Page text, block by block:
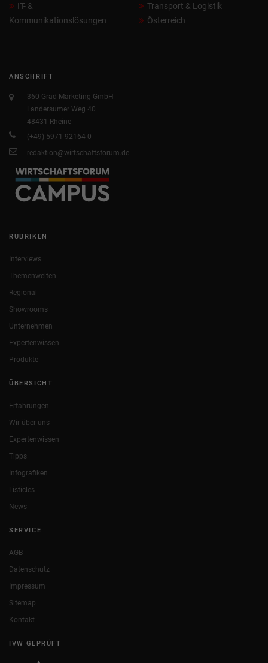
IT- &
Kommunikationslösungen
Transport & Logistik
Österreich
ANSCHRIFT
360 Grad Marketing GmbH
Landersumer Weg 40
48431 Rheine
(+49) 5971 92164-0
redaktion@wirtschaftsforum.de
RUBRIKEN
Interviews
Themenwelten
Regional
Showrooms
Unternehmen
Expertenwissen
Produkte
ÜBERSICHT
Erfahrungen
Wir über uns
Expertenwissen
Tipps
Infografiken
Listicles
News
SERVICE
AGB
Datenschutz
Impressum
Sitemap
Kontakt
IVW GEPRÜFT